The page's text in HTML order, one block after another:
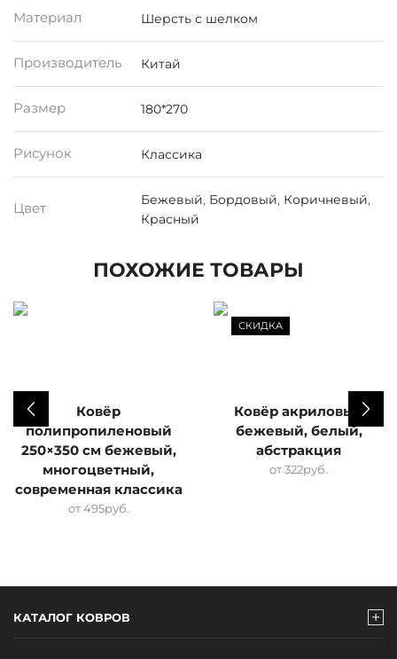
Материал Шерсть с шелком
Производитель Китай
Размер 180*270
Рисунок Классика
Цвет
Бежевый, Бордовый, Коричневый,
Красный
ПОХОЖИЕ ТОВАРЫ
Ковёр
полипропиленовый
250×350 см бежевый,
многоцветный,
современная классика
от495руб.
СКИДКА
Ковёр акриловый
бежевый, белый,
абстракция
от322руб.
КАТАЛОГ КОВРОВ